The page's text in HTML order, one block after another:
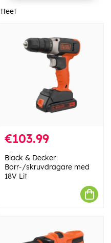
€103.99
Black & Decker
Borr-/skruvdragare med
18V Lit